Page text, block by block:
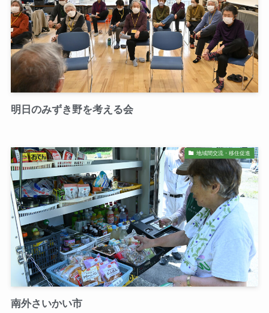
明日のみずき野を考える会
地域間交流・移住促進
南外さいかい市